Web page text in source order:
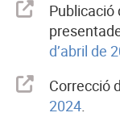
Publicació
d’abril de
Correcció
2024.